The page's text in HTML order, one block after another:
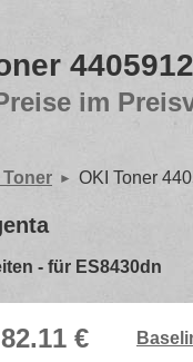
im
OKI Toner
- für ES8430dn
82.11 €